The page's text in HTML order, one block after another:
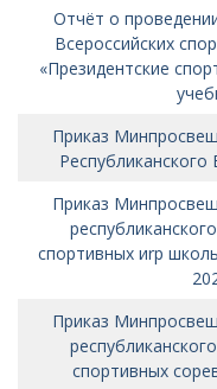
Отчёт о
Всероссийских
«Президентские
Приказ
Республиканского
Приказ
спортивных иrр
Приказ
спортивных